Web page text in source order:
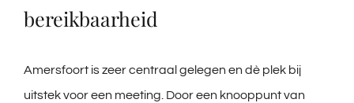
bereikbaarheid
Amersfoort is zeer centraal gelegen en dè plek bij
uitstek voor een meeting. Door een knooppunt van